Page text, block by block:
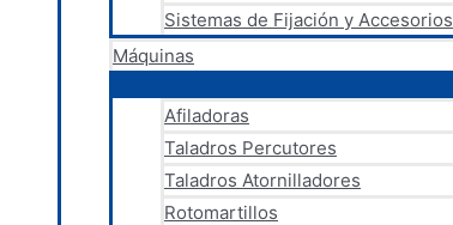
Sistemas de Fijación y Accesorios
Máquinas
Afiladoras
Taladros Percutores
Taladros Atornilladores
Rotomartillos